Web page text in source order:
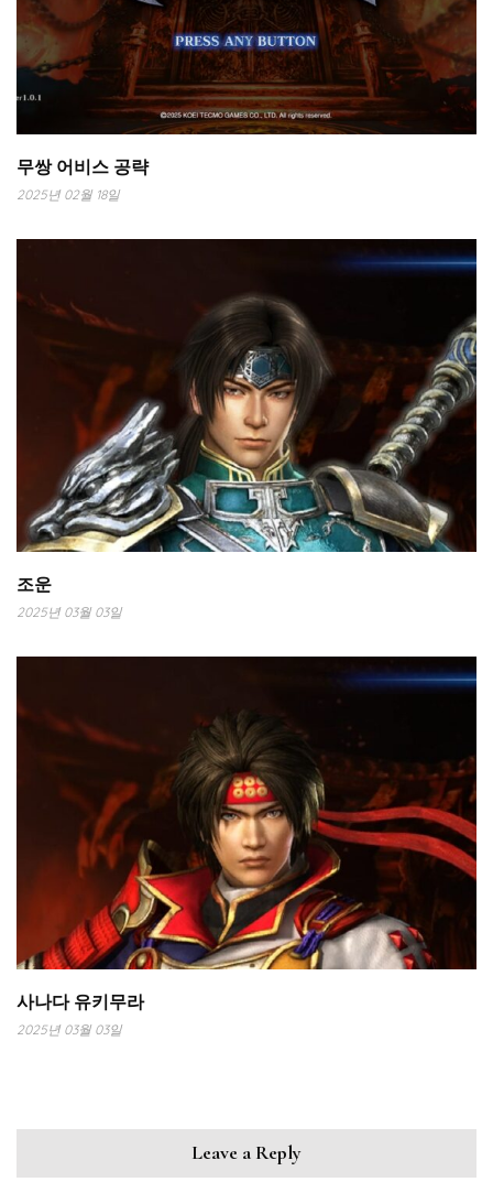
무쌍 어비스 공략
2025년 02월 18일
조운
2025년 03월 03일
사나다 유키무라
2025년 03월 03일
Leave a Reply